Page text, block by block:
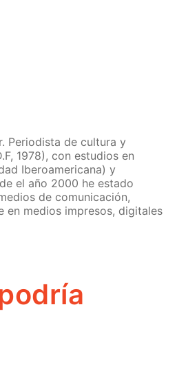
Periodista de cultura y
1978), con estudios en
Iberoamericana) y
el año 2000 he estado
de comunicación,
en medios impresos, digitales